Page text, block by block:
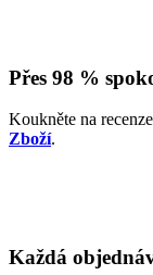
Přes 98 %
Koukněte na
Zboží.
Každá